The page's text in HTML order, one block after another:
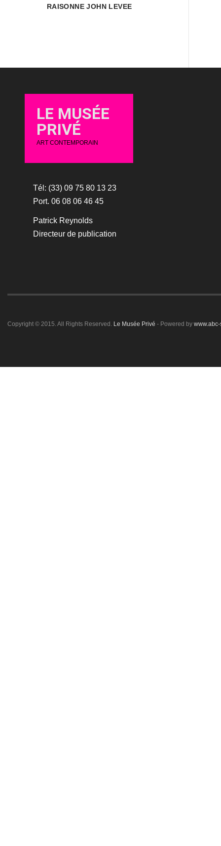
RAISONNE JOHN LEVEE
LE MUSÉE
PRIVÉ
ART CONTEMPORAIN
Tél: (33) 09 75 80 13 23
Port. 06 08 06 46 45
Patrick Reynolds
Directeur de publication
Copyright © 2015. All Rights Reserved. Le Musée Privé - Powered by